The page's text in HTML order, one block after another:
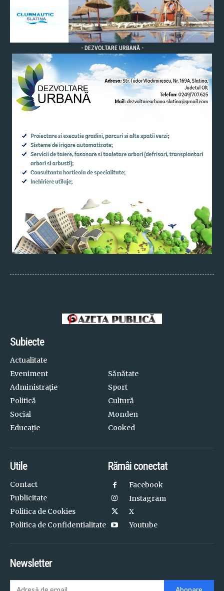
- DEZVOLTARE URBANĂ -
Subiecte
Actualitate
Eveniment
Administrație
Politică
Social
Educație
Sănătate
Sport
Cultură
Monden
Cooked
Utile
Contact
Publicitate
Politica de Cookies
Politica de Confidentialitate
Rămâi conectat
Facebook
Instagram
X
Youtube
Newsletter